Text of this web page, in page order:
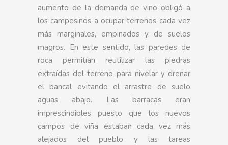
aumento de la demanda de vino obligó a
los campesinos a ocupar terrenos cada vez
más marginales, empinados y de suelos
magros. En este sentido, las paredes de
roca permitían reutilizar las piedras
extraídas del terreno para nivelar y drenar
el bancal evitando el arrastre de suelo
aguas abajo. Las barracas eran
imprescindibles puesto que los nuevos
campos de viña estaban cada vez más
alejados del pueblo y las tareas